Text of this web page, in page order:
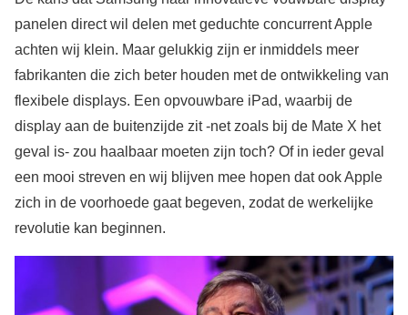
panelen direct wil delen met geduchte concurrent Apple
achten wij klein. Maar gelukkig zijn er inmiddels meer
fabrikanten die zich beter houden met de ontwikkeling van
flexibele displays. Een opvouwbare iPad, waarbij de
display aan de buitenzijde zit -net zoals bij de Mate X het
geval is- zou haalbaar moeten zijn toch? Of in ieder geval
een mooi streven en wij blijven mee hopen dat ook Apple
zich in de voorhoede gaat begeven, zodat de werkelijke
revolutie kan beginnen.